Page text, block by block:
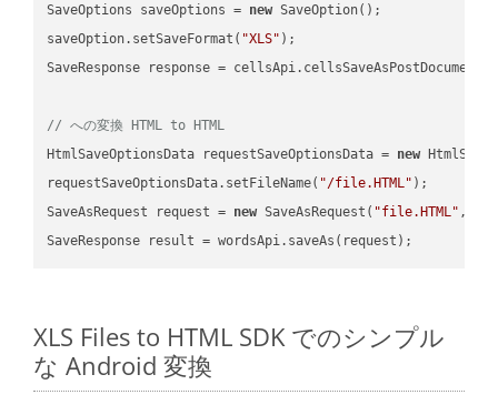
SaveOptions saveOptions = new SaveOption();
saveOption.setSaveFormat( "XLS" );
SaveResponse response =
// への変換 HTML to HTML
HtmlSaveOptionsData requestSaveOptionsData = new
requestSaveOptionsData.setFileName( "/file.HTML" );
SaveAsRequest request = new SaveAsRequest( "file.HTML"
XLS Files to HTML SDK でのシンプル
な Android 変換